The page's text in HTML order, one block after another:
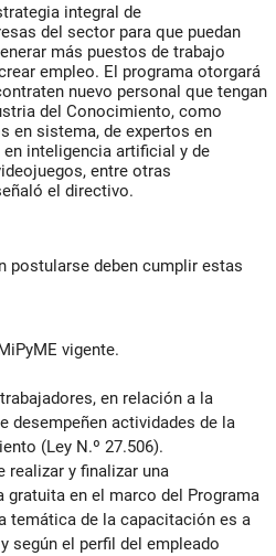
integral de
del sector para que puedan
más puestos de trabajo
empleo. El programa otorgará
nuevo personal que tengan
del Conocimiento, como
en sistema, de expertos en
inteligencia artificial y de
entre otras
el directivo.
postularse deben cumplir estas
vigente.
en relación a la
desempeñen actividades de la
(Ley N.º 27.506).
realizar y finalizar una
en el marco del Programa
temática de la capacitación es a
según el perfil del empleado